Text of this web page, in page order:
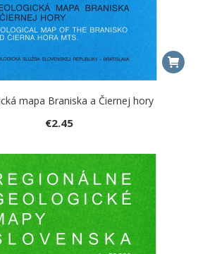
mapa Braniska a Čiernej hory
€2.45